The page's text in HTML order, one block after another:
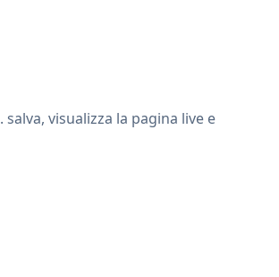
visualizza la pagina live e